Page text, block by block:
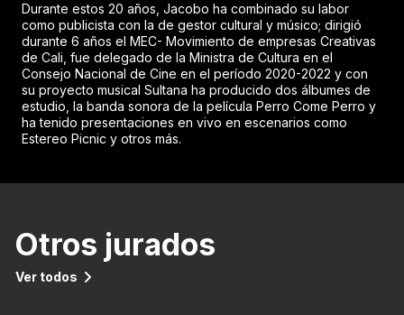
Durante estos 20 años, Jacobo ha combinado su labor
como publicista con la de gestor cultural y músico; dirigió
durante 6 años el MEC- Movimiento de empresas Creativas
de Cali, fue delegado de la Ministra de Cultura en el
Consejo Nacional de Cine en el período 2020-2022 y con
su proyecto musical Sultana ha producido dos álbumes de
estudio, la banda sonora de la película Perro Come Perro y
ha tenido presentaciones en vivo en escenarios como
Estereo Picnic y otros más.
Otros jurados
Ver todos